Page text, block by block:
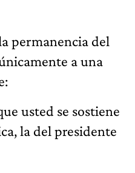
permanencia del
a una
usted se sostiene
la del presidente